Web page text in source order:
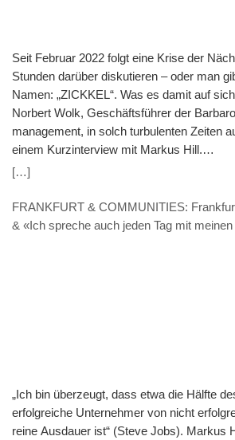
Seit Februar 2022 folgt eine Krise der
Stunden darüber diskutieren – oder man
Namen: „ZICKKEL“. Was es damit auf
Norbert Wolk, Geschäftsführer der
management, in solch turbulenten Zeiten
einem Kurzinterview mit Markus Hill.
(VERANSTALTUNGSHINWEIS: 7.11. 9.30
steckt dahinter? Wolk: ZICKKEL nenne
Zinsanstieg, Inflation, Corona, Krieg in der
Hill: Ihr Fonds ist seit gut 1,5 Jahren am
Erfahrung haben Sie in dieser Zeit
Wünsche für die nächsten 1,5 Jahre?
[…]
FRANKFURT & COMMUNITIES:
& «Ich spreche auch jeden Tag mit
„Ich bin überzeugt, dass etwa die Hälfte
erfolgreiche Unternehmer von nicht
reine Ausdauer ist“ (Steve Jobs). Markus